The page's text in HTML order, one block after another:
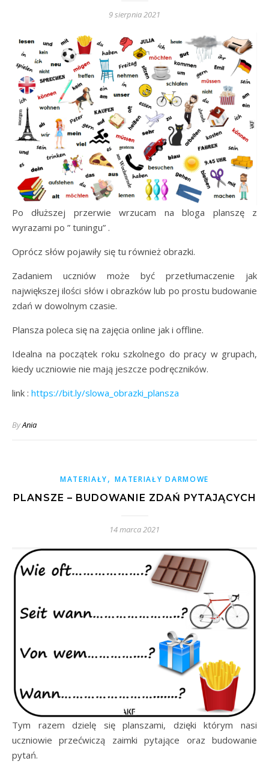
9 sierpnia 2021
Po dłuższej przerwie wrzucam na bloga planszę z
wyrazami po ” tuningu” .
Oprócz słów pojawiły się tu również obrazki.
Zadaniem uczniów może być przetłumaczenie jak
największej ilości słów i obrazków lub po prostu budowanie
zdań w dowolnym czasie.
Plansza poleca się na zajęcia online jak i offline.
Idealna na początek roku szkolnego do pracy w grupach,
kiedy uczniowie nie mają jeszcze podręczników.
link : https://bit.ly/slowa_obrazki_plansza
ByAnia
MATERIAŁY,MATERIAŁY DARMOWE
PLANSZE – BUDOWANIE ZDAŃ PYTAJĄCYCH
14 marca 2021
Tym razem dzielę się planszami, dzięki którym nasi
uczniowie przećwiczą zaimki pytające oraz budowanie
pytań.